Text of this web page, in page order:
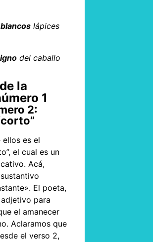
blancos lápices
del caballo
la
1
2:
ellos es el
el cual es un
Acá,
El poeta,
para
el amanecer
Aclaramos que
el verso 2,